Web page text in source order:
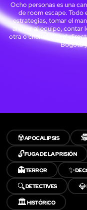
Ocho personas es una
de room escape. Todo
estrategias, tomar el
animar al equipo, contar
otra o charlar con el
Bogotá
☢️APOCALIPSIS
🔓FUGA DE LA PRISIÓN
👻TERROR ✨
🔍DETECTIVES 💎
🏛️HISTÓRICO